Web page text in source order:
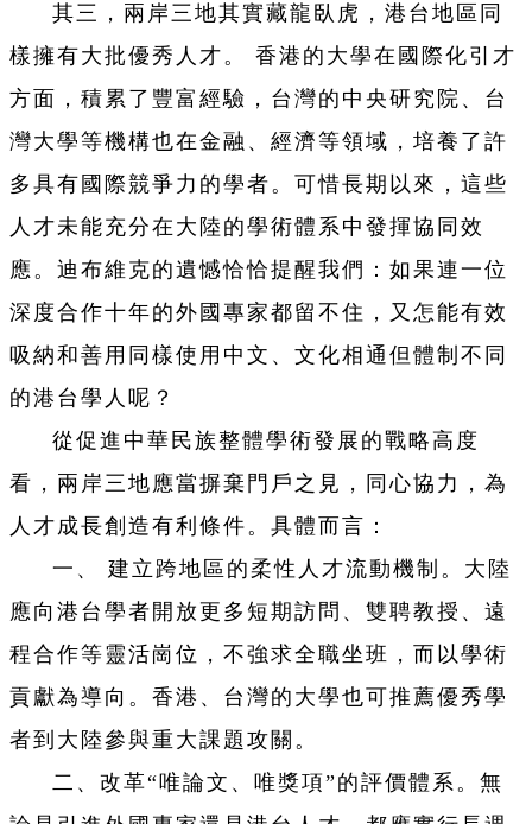
其三，兩岸三地其實藏龍臥虎，港台地區同
樣擁有大批優秀人才。 香港的大學在國際化引才
方面，積累了豐富經驗，台灣的中央研究院、台
灣大學等機構也在金融、經濟等領域，培養了許
多具有國際競爭力的學者。可惜長期以來，這些
人才未能充分在大陸的學術體系中發揮協同效
應。迪布維克的遺憾恰恰提醒我們：如果連一位
深度合作十年的外國專家都留不住，又怎能有效
吸納和善用同樣使用中文、文化相通但體制不同
的港台學人呢？
從促進中華民族整體學術發展的戰略高度
看，兩岸三地應當摒棄門戶之見，同心協力，為
人才成長創造有利條件。具體而言：
一、 建立跨地區的柔性人才流動機制。大陸
應向港台學者開放更多短期訪問、雙聘教授、遠
程合作等靈活崗位，不強求全職坐班，而以學術
貢獻為導向。香港、台灣的大學也可推薦優秀學
者到大陸參與重大課題攻關。
二、改革“唯論文、唯獎項”的評價體系。無